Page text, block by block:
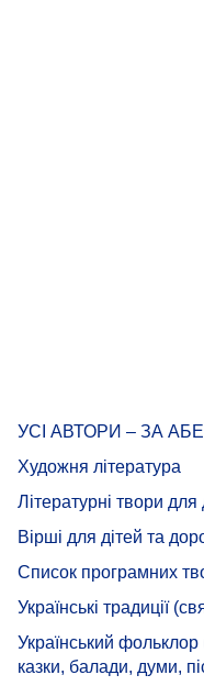
УСІ АВТОРИ – ЗА
Художня література
Літературні твори для
Вірші для дітей та
Список програмних
Українські традиції
Український фольклор
казки, балади, думи,